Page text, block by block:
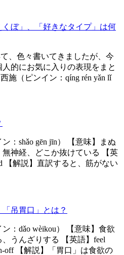
ぼ」、「好きなタイプ」は何
、色々書いてきましたが、今
的にお気に入りの表現をまと
施（ピンイン：qíng rén yǎn lǐ
：shǎo gēn jīn） 【意味】まぬ
神経、どこか抜けている 【英
【解説】直訳すると、筋がない
吊胃口」とは？
：dǎo wèikou） 【意味】食欲
うんざりする 【英語】feel
off 【解説】「胃口」は食欲の